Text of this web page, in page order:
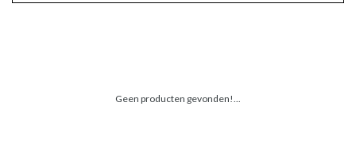
Geen producten gevonden!...